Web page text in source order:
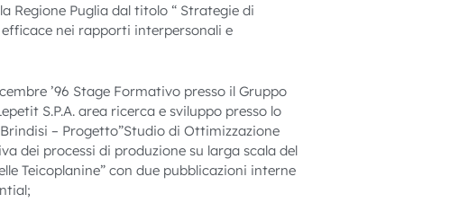
Regione Puglia dal titolo “ Strategie di
nei rapporti interpersonali e
’96 Stage Formativo presso il Gruppo
S.P.A. area ricerca e sviluppo presso lo
– Progetto”Studio di Ottimizzazione
dei processi di produzione su larga scala del
Teicoplanine” con due pubblicazioni interne